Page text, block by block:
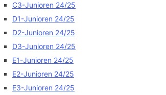
C3-Junioren 24/25
D1-Junioren 24/25
D2-Junioren 24/25
D3-Junioren 24/25
E1-Junioren 24/25
E2-Junioren 24/25
E3-Junioren 24/25